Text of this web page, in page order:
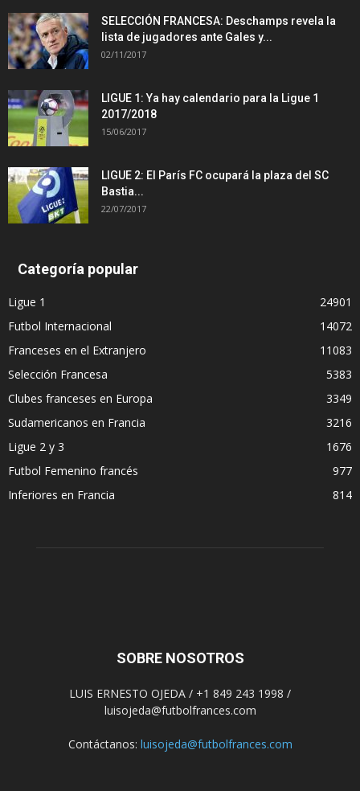
SELECCIÓN FRANCESA: Deschamps revela la
lista de jugadores ante Gales y...
02/11/2017
LIGUE 1: Ya hay calendario para la Ligue 1
2017/2018
15/06/2017
LIGUE 2: El París FC ocupará la plaza del SC
Bastia...
22/07/2017
Categoría popular
Ligue 1
24901
Futbol Internacional
14072
Franceses en el Extranjero
11083
Selección Francesa
5383
Clubes franceses en Europa
3349
Sudamericanos en Francia
3216
Ligue 2 y 3
1676
Futbol Femenino francés
977
Inferiores en Francia
814
SOBRE NOSOTROS
LUIS ERNESTO OJEDA / +1 849 243 1998 /
luisojeda@futbolfrances.com
Contáctanos: luisojeda@futbolfrances.com